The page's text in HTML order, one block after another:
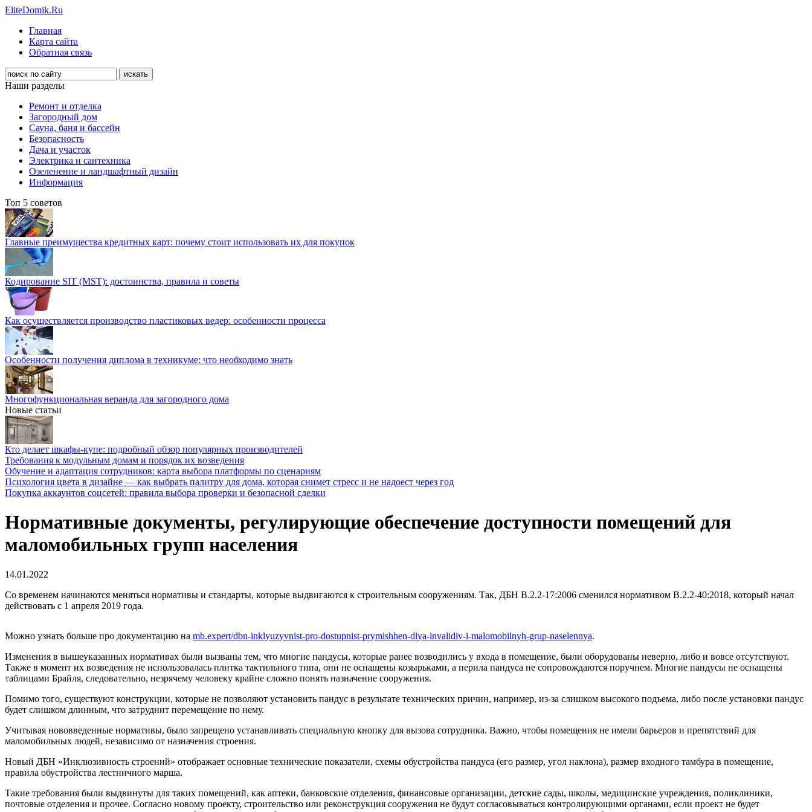
EliteDomik.Ru
Главная
Карта сайта
Обратная связь
Наши разделы
Ремонт и отделка
Загородный дом
Сауна, баня и бассейн
Безопасность
Дача и участок
Электрика и сантехника
Озеленение и ландшафтный дизайн
Информация
Топ 5 советов
Главные преимущества кредитных карт: почему стоит использовать их для покупок
Кодирование SIT (MST): достоинства, правила и советы
Как осуществляется производство пластиковых ведер: особенности процесса
Особенности получения диплома в техникуме: что необходимо знать
Многофункциональная веранда для загородного дома
Новые статьи
Кто делает шкафы-купе: подробный обзор популярных производителей
Требования к модульным домам и порядок их возведения
Обучение и адаптация сотрудников: карта выбора платформы по сценариям
Психология цвета в дизайне — как выбрать палитру для дома, которая снимет стресс и не надоест через год
Покупка аккаунтов соцсетей: правила выбора проверки и безопасной сделки
Нормативные документы, регулирующие обеспечение доступности помещений для
маломобильных групп населения
14.01.2022
Со временем начинаются меняться нормативы и стандарты, которые выдвигаются к строительным сооружениям. Так, ДБН В.2.2-17:2006 сменился нормативом В.2.2-40:2018, который начал
действовать с 1 апреля 2019 года.
Можно узнать больше про документацию на mb.expert/dbn-inklyuzyvnist-pro-dostupnist-prymishhen-dlya-invalidiv-i-malomobilnyh-grup-naselennya.
Изменения в вышеуказанных нормативах были вызваны тем, что многие пандусы, которые ранее возводились у входа в помещение, были оборудованы неверно, либо и вовсе отсутствуют.
Также в момент их возведения не использовалась плитка тактильного типа, они не оснащены козырьками, а перила пандуса не сопровождаются поручнем. Многие пандусы не оснащены
таблицами Брайля, следовательно, незрячему человеку крайне сложно понять назначение сооружения.
Помимо того, существуют конструкции, которые не позволяют установить пандус в результате технических причин, например, из-за слишком высокого подъема, либо после установки пандус
будет слишком длинным, что затруднит перемещение по нему.
Учитывая нововведенные нормативы, было запрещено устанавливать специальную кнопку для вызова сотрудника. Важно, чтобы помещения не имели барьеров и препятствий для
маломобильных людей, независимо от назначения строения.
Новый ДБН «Инклюзивность строений» отображает основные технические показатели, схемы обустройства пандуса (его размер, угол наклона), размер входного тамбура в помещение,
правила обустройства лестничного марша.
Такие требования были выдвинуты для таких помещений, как аптеки, банковские отделения, финансовые организации, детские сады, школы, медицинские учреждения, поликлиники,
почтовые отделения и прочее. Согласно новому проекту, строительство или реконструкция сооружения не будут согласовываться контролирующими органами, если проект не будет